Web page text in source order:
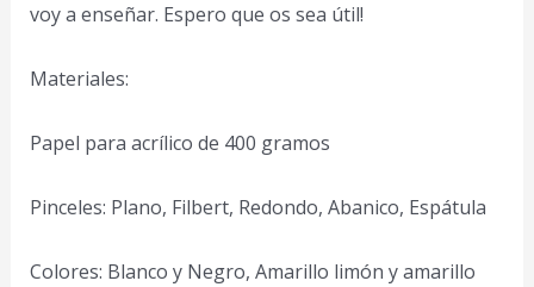
voy a enseñar. Espero que os sea útil!
Materiales:
Papel para acrílico de 400 gramos
Pinceles: Plano, Filbert, Redondo, Abanico, Espátula
Colores: Blanco y Negro, Amarillo limón y amarillo